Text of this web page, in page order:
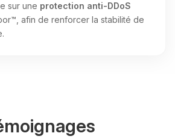
sur une protection anti-DDoS
afin de renforcer la stabilité de